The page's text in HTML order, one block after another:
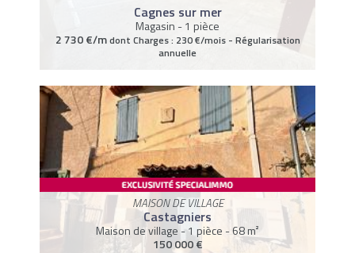
Cagnes sur mer
Magasin - 1 pièce
2 730 €/mdont Charges : 230 €/mois - Régularisation
annuelle
MAISON DE VILLAGE
Castagniers
Maison de village - 1 pièce - 68 m²
150 000 €